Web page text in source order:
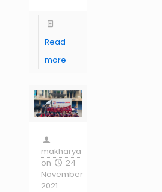
Read
more
makharya
on
24
November
2021